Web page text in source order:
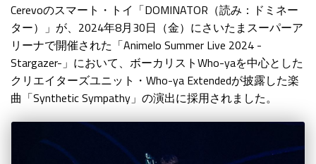
Cerevoのスマート・トイ「DOMINATOR（読み：ドミネー
ター）」が、2024年8月30日（金）にさいたまスーパーア
リーナで開催された「Animelo Summer Live 2024 -
Stargazer-」において、ボーカリストWho-yaを中心とした
クリエイターズユニット・Who-ya Extendedが披露した楽
曲「Synthetic Sympathy」の演出に採用されました。